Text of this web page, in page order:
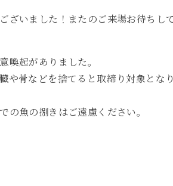
ざいました！またのご来場お待ちし
喚起がありました。
や骨などを捨てると取締り対象とな
の魚の捌きはご遠慮ください。